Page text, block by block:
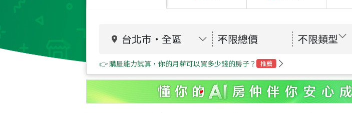
台北市 ・ 全區 不限總價 不限類型
👉 購屋能力試算，你的月薪可以買多少錢的房子？ 推薦